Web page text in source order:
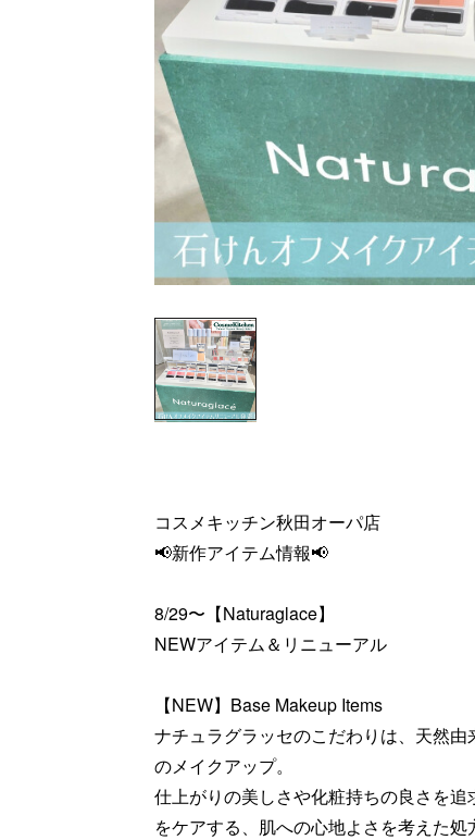
コスメキッチン秋田オーパ店
📢新作アイテム情報📢
8/29〜【Naturaglace】
NEWアイテム＆リニューアル
【NEW】Base Makeup Items
ナチュラグラッセのこだわりは、天然
のメイクアップ。
仕上がりの美しさや化粧持ちの良さを
をケアする、肌への心地よさを考えた処